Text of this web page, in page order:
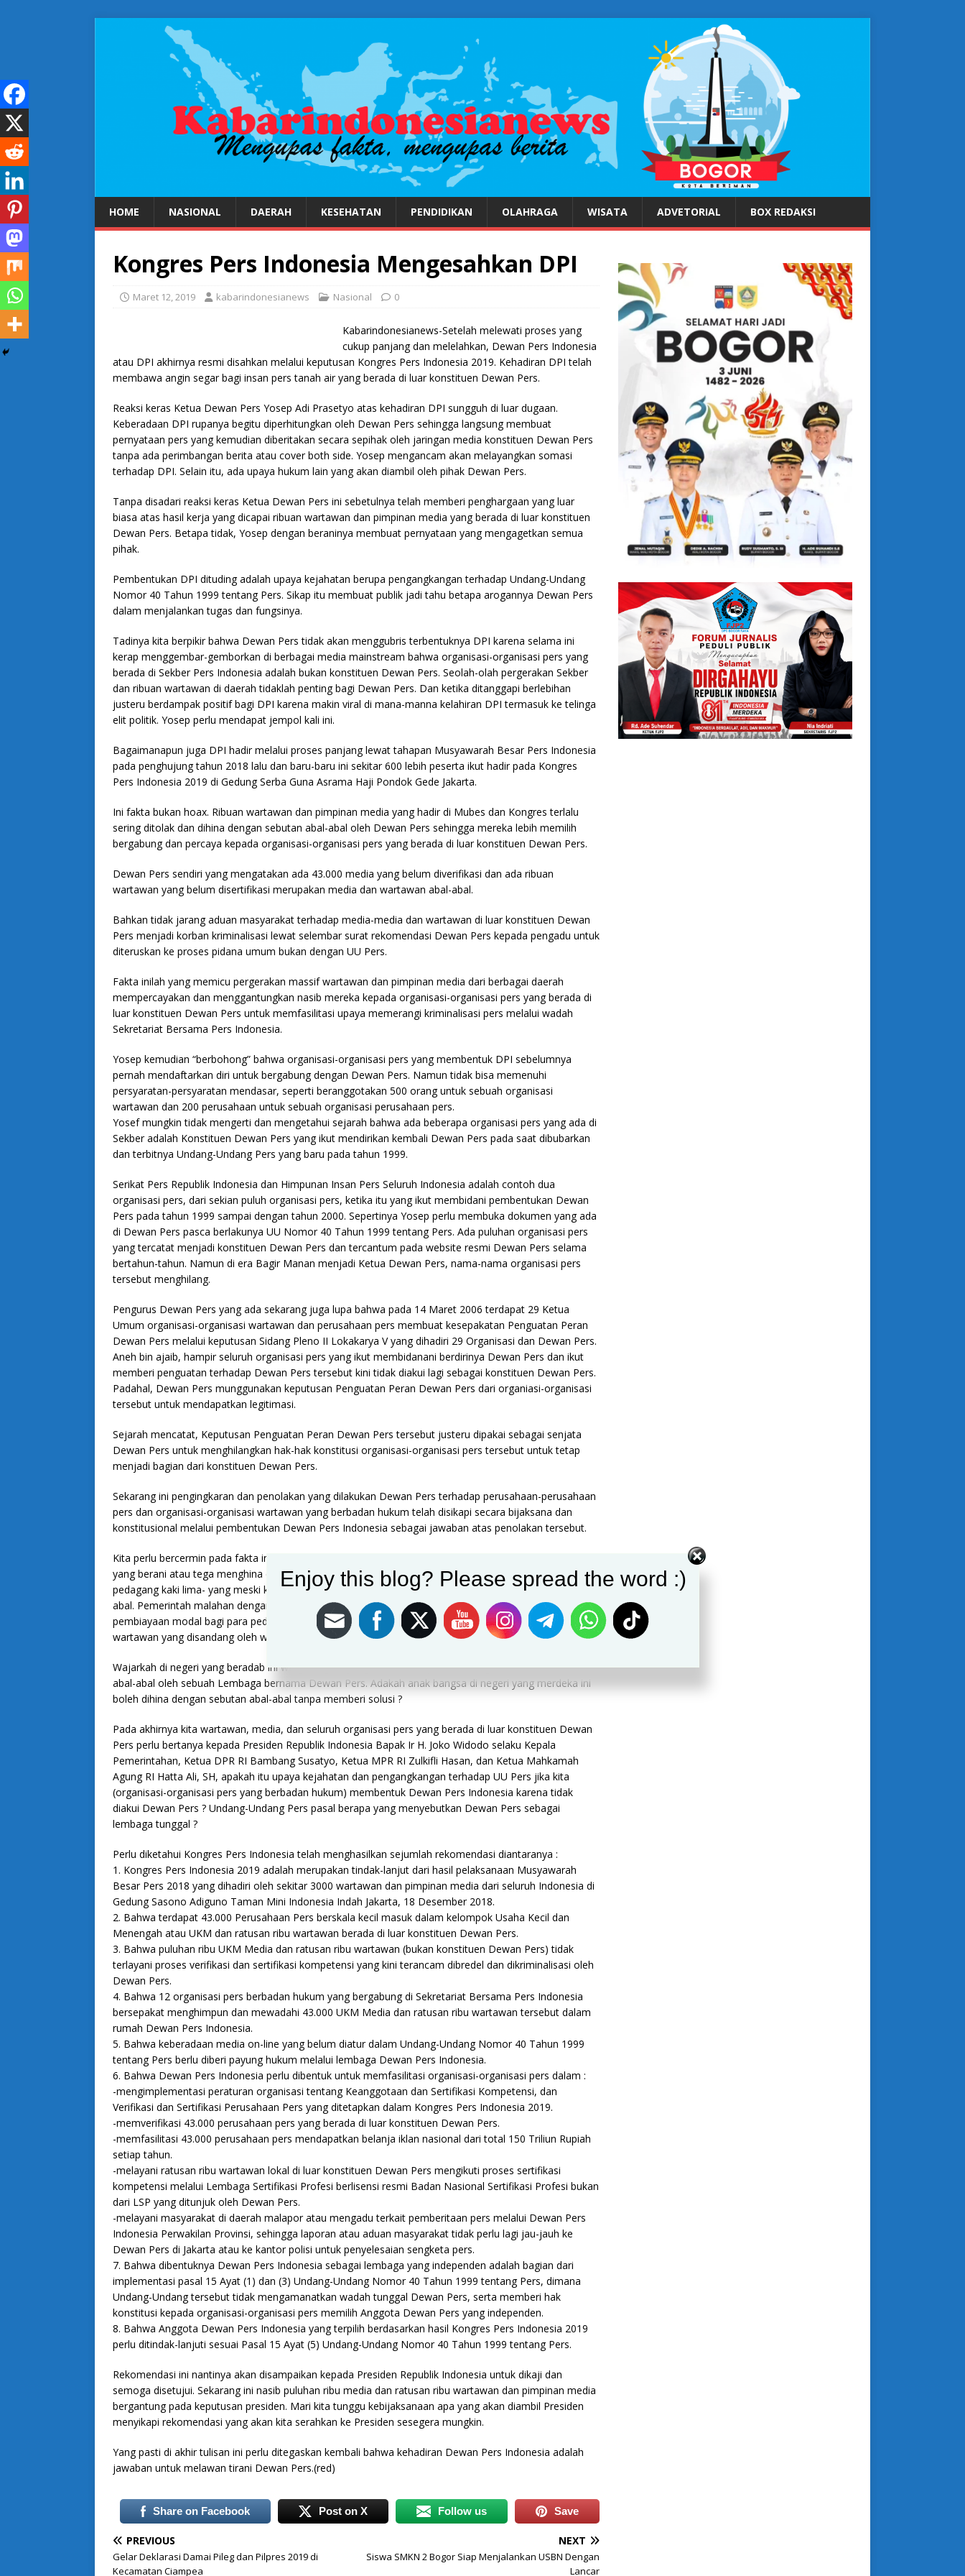
HOME NASIONAL DAERAH KESEHATAN PENDIDIKAN OLAHRAGA WISATA ADVETORIAL BOX REDAKSI
Kongres Pers Indonesia Mengesahkan DPI
Maret 12, 2019 kabarindonesianews Nasional 0
Kabarindonesianews-Setelah melewati proses yang
cukup panjang dan melelahkan, Dewan Pers Indonesia
atau DPI akhirnya resmi disahkan melalui keputusan Kongres Pers Indonesia 2019. Kehadiran DPI telah
membawa angin segar bagi insan pers tanah air yang berada di luar konstituen Dewan Pers.
Reaksi keras Ketua Dewan Pers Yosep Adi Prasetyo atas kehadiran DPI sungguh di luar dugaan.
Keberadaan DPI rupanya begitu diperhitungkan oleh Dewan Pers sehingga langsung membuat
pernyataan pers yang kemudian diberitakan secara sepihak oleh jaringan media konstituen Dewan Pers
tanpa ada perimbangan berita atau cover both side. Yosep mengancam akan melayangkan somasi
terhadap DPI. Selain itu, ada upaya hukum lain yang akan diambil oleh pihak Dewan Pers.
Tanpa disadari reaksi keras Ketua Dewan Pers ini sebetulnya telah memberi penghargaan yang luar
biasa atas hasil kerja yang dicapai ribuan wartawan dan pimpinan media yang berada di luar konstituen
Dewan Pers. Betapa tidak, Yosep dengan beraninya membuat pernyataan yang mengagetkan semua
pihak.
Pembentukan DPI dituding adalah upaya kejahatan berupa pengangkangan terhadap Undang-Undang
Nomor 40 Tahun 1999 tentang Pers. Sikap itu membuat publik jadi tahu betapa arogannya Dewan Pers
dalam menjalankan tugas dan fungsinya.
Tadinya kita berpikir bahwa Dewan Pers tidak akan menggubris terbentuknya DPI karena selama ini
kerap menggembar-gemborkan di berbagai media mainstream bahwa organisasi-organisasi pers yang
berada di Sekber Pers Indonesia adalah bukan konstituen Dewan Pers. Seolah-olah pergerakan Sekber
dan ribuan wartawan di daerah tidaklah penting bagi Dewan Pers. Dan ketika ditanggapi berlebihan
justeru berdampak positif bagi DPI karena makin viral di mana-manna kelahiran DPI termasuk ke telinga
elit politik. Yosep perlu mendapat jempol kali ini.
Bagaimanapun juga DPI hadir melalui proses panjang lewat tahapan Musyawarah Besar Pers Indonesia
pada penghujung tahun 2018 lalu dan baru-baru ini sekitar 600 lebih peserta ikut hadir pada Kongres
Pers Indonesia 2019 di Gedung Serba Guna Asrama Haji Pondok Gede Jakarta.
Ini fakta bukan hoax. Ribuan wartawan dan pimpinan media yang hadir di Mubes dan Kongres terlalu
sering ditolak dan dihina dengan sebutan abal-abal oleh Dewan Pers sehingga mereka lebih memilih
bergabung dan percaya kepada organisasi-organisasi pers yang berada di luar konstituen Dewan Pers.
Dewan Pers sendiri yang mengatakan ada 43.000 media yang belum diverifikasi dan ada ribuan
wartawan yang belum disertifikasi merupakan media dan wartawan abal-abal.
Bahkan tidak jarang aduan masyarakat terhadap media-media dan wartawan di luar konstituen Dewan
Pers menjadi korban kriminalisasi lewat selembar surat rekomendasi Dewan Pers kepada pengadu untuk
diteruskan ke proses pidana umum bukan dengan UU Pers.
Fakta inilah yang memicu pergerakan massif wartawan dan pimpinan media dari berbagai daerah
mempercayakan dan menggantungkan nasib mereka kepada organisasi-organisasi pers yang berada di
luar konstituen Dewan Pers untuk memfasilitasi upaya memerangi kriminalisasi pers melalui wadah
Sekretariat Bersama Pers Indonesia.
Yosep kemudian “berbohong” bahwa organisasi-organisasi pers yang membentuk DPI sebelumnya
pernah mendaftarkan diri untuk bergabung dengan Dewan Pers. Namun tidak bisa memenuhi
persyaratan-persyaratan mendasar, seperti beranggotakan 500 orang untuk sebuah organisasi
wartawan dan 200 perusahaan untuk sebuah organisasi perusahaan pers.
Yosef mungkin tidak mengerti dan mengetahui sejarah bahwa ada beberapa organisasi pers yang ada di
Sekber adalah Konstituen Dewan Pers yang ikut mendirikan kembali Dewan Pers pada saat dibubarkan
dan terbitnya Undang-Undang Pers yang baru pada tahun 1999.
Serikat Pers Republik Indonesia dan Himpunan Insan Pers Seluruh Indonesia adalah contoh dua
organisasi pers, dari sekian puluh organisasi pers, ketika itu yang ikut membidani pembentukan Dewan
Pers pada tahun 1999 sampai dengan tahun 2000. Sepertinya Yosep perlu membuka dokumen yang ada
di Dewan Pers pasca berlakunya UU Nomor 40 Tahun 1999 tentang Pers. Ada puluhan organisasi pers
yang tercatat menjadi konstituen Dewan Pers dan tercantum pada website resmi Dewan Pers selama
bertahun-tahun. Namun di era Bagir Manan menjadi Ketua Dewan Pers, nama-nama organisasi pers
tersebut menghilang.
Pengurus Dewan Pers yang ada sekarang juga lupa bahwa pada 14 Maret 2006 terdapat 29 Ketua
Umum organisasi-organisasi wartawan dan perusahaan pers membuat kesepakatan Penguatan Peran
Dewan Pers melalui keputusan Sidang Pleno II Lokakarya V yang dihadiri 29 Organisasi dan Dewan Pers.
Aneh bin ajaib, hampir seluruh organisasi pers yang ikut membidanani berdirinya Dewan Pers dan ikut
memberi penguatan terhadap Dewan Pers tersebut kini tidak diakui lagi sebagai konstituen Dewan Pers.
Padahal, Dewan Pers munggunakan keputusan Penguatan Peran Dewan Pers dari organiasi-organisasi
tersebut untuk mendapatkan legitimasi.
Sejarah mencatat, Keputusan Penguatan Peran Dewan Pers tersebut justeru dipakai sebagai senjata
Dewan Pers untuk menghilangkan hak-hak konstitusi organisasi-organisasi pers tersebut untuk tetap
menjadi bagian dari konstituen Dewan Pers.
Sekarang ini pengingkaran dan penolakan yang dilakukan Dewan Pers terhadap perusahaan-perusahaan
pers dan organisasi-organisasi wartawan yang berbadan hukum telah disikapi secara bijaksana dan
konstitusional melalui pembentukan Dewan Pers Indonesia sebagai jawaban atas penolakan tersebut.
Kita perlu bercermin pada fakta ini bahwa tidak ada satu orang atau satu lembaga manapun di negeri ini
yang berani atau tega menghina dan melecehkan profesi tukang jual bakso, tukang jual ikan, dan
pedagang kaki lima- yang meski kerap dijumpai berjualan di tempat yang salah- dengan sebutan abal-
abal. Pemerintah malahan dengan begitu intens berupaya menyediakan lokasi berdagang dan dukungan
pembiayaan modal bagi para pedagang atau pelaku UKM tersebut. Namun, apa bedanya dengan profesi
wartawan yang disandang oleh wartawan media online di luar konstituen Dewan Pers.
Wajarkah di negeri yang beradab ini warga negara yang memilih berprofesi sebagai wartawan, dikatakan
abal-abal oleh sebuah Lembaga bernama Dewan Pers. Adakah anak bangsa di negeri yang merdeka ini
boleh dihina dengan sebutan abal-abal tanpa memberi solusi ?
Pada akhirnya kita wartawan, media, dan seluruh organisasi pers yang berada di luar konstituen Dewan
Pers perlu bertanya kepada Presiden Republik Indonesia Bapak Ir H. Joko Widodo selaku Kepala
Pemerintahan, Ketua DPR RI Bambang Susatyo, Ketua MPR RI Zulkifli Hasan, dan Ketua Mahkamah
Agung RI Hatta Ali, SH, apakah itu upaya kejahatan dan pengangkangan terhadap UU Pers jika kita
(organisasi-organisasi pers yang berbadan hukum) membentuk Dewan Pers Indonesia karena tidak
diakui Dewan Pers ? Undang-Undang Pers pasal berapa yang menyebutkan Dewan Pers sebagai
lembaga tunggal ?
Perlu diketahui Kongres Pers Indonesia telah menghasilkan sejumlah rekomendasi diantaranya :
1. Kongres Pers Indonesia 2019 adalah merupakan tindak-lanjut dari hasil pelaksanaan Musyawarah
Besar Pers 2018 yang dihadiri oleh sekitar 3000 wartawan dan pimpinan media dari seluruh Indonesia di
Gedung Sasono Adiguno Taman Mini Indonesia Indah Jakarta, 18 Desember 2018.
2. Bahwa terdapat 43.000 Perusahaan Pers berskala kecil masuk dalam kelompok Usaha Kecil dan
Menengah atau UKM dan ratusan ribu wartawan berada di luar konstituen Dewan Pers.
3. Bahwa puluhan ribu UKM Media dan ratusan ribu wartawan (bukan konstituen Dewan Pers) tidak
terlayani proses verifikasi dan sertifikasi kompetensi yang kini terancam dibredel dan dikriminalisasi oleh
Dewan Pers.
4. Bahwa 12 organisasi pers berbadan hukum yang bergabung di Sekretariat Bersama Pers Indonesia
bersepakat menghimpun dan mewadahi 43.000 UKM Media dan ratusan ribu wartawan tersebut dalam
rumah Dewan Pers Indonesia.
5. Bahwa keberadaan media on-line yang belum diatur dalam Undang-Undang Nomor 40 Tahun 1999
tentang Pers berlu diberi payung hukum melalui lembaga Dewan Pers Indonesia.
6. Bahwa Dewan Pers Indonesia perlu dibentuk untuk memfasilitasi organisasi-organisasi pers dalam :
-mengimplementasi peraturan organisasi tentang Keanggotaan dan Sertifikasi Kompetensi, dan
Verifikasi dan Sertifikasi Perusahaan Pers yang ditetapkan dalam Kongres Pers Indonesia 2019.
-memverifikasi 43.000 perusahaan pers yang berada di luar konstituen Dewan Pers.
-memfasilitasi 43.000 perusahaan pers mendapatkan belanja iklan nasional dari total 150 Triliun Rupiah
setiap tahun.
-melayani ratusan ribu wartawan lokal di luar konstituen Dewan Pers mengikuti proses sertifikasi
kompetensi melalui Lembaga Sertifikasi Profesi berlisensi resmi Badan Nasional Sertifikasi Profesi bukan
dari LSP yang ditunjuk oleh Dewan Pers.
-melayani masyarakat di daerah malapor atau mengadu terkait pemberitaan pers melalui Dewan Pers
Indonesia Perwakilan Provinsi, sehingga laporan atau aduan masyarakat tidak perlu lagi jau-jauh ke
Dewan Pers di Jakarta atau ke kantor polisi untuk penyelesaian sengketa pers.
7. Bahwa dibentuknya Dewan Pers Indonesia sebagai lembaga yang independen adalah bagian dari
implementasi pasal 15 Ayat (1) dan (3) Undang-Undang Nomor 40 Tahun 1999 tentang Pers, dimana
Undang-Undang tersebut tidak mengamanatkan wadah tunggal Dewan Pers, serta memberi hak
konstitusi kepada organisasi-organisasi pers memilih Anggota Dewan Pers yang independen.
8. Bahwa Anggota Dewan Pers Indonesia yang terpilih berdasarkan hasil Kongres Pers Indonesia 2019
perlu ditindak-lanjuti sesuai Pasal 15 Ayat (5) Undang-Undang Nomor 40 Tahun 1999 tentang Pers.
Rekomendasi ini nantinya akan disampaikan kepada Presiden Republik Indonesia untuk dikaji dan
semoga disetujui. Sekarang ini nasib puluhan ribu media dan ratusan ribu wartawan dan pimpinan media
bergantung pada keputusan presiden. Mari kita tunggu kebijaksanaan apa yang akan diambil Presiden
menyikapi rekomendasi yang akan kita serahkan ke Presiden sesegera mungkin.
Yang pasti di akhir tulisan ini perlu ditegaskan kembali bahwa kehadiran Dewan Pers Indonesia adalah
jawaban untuk melawan tirani Dewan Pers.(red)
Share on Facebook Post on X Follow us Save
PREVIOUS
Gelar Deklarasi Damai Pileg dan Pilpres 2019 di
Kecamatan Ciampea
NEXT
Siswa SMKN 2 Bogor Siap Menjalankan USBN Dengan
Lancar
Enjoy this blog? Please spread the word :)